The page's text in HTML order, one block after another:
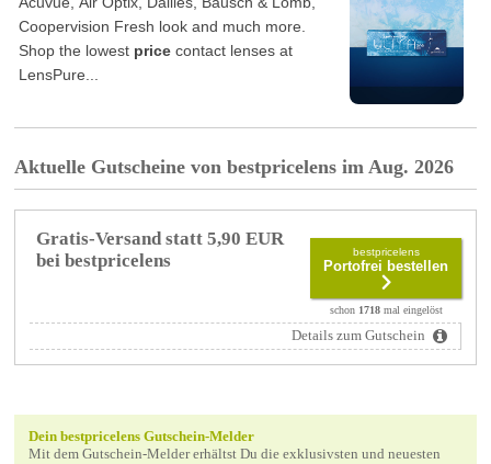
Aktuelle Gutscheine von bestpricelens im Aug. 2026
Gratis-Versand statt 5,90 EUR
bei bestpricelens
bestpricelens
Portofrei bestellen
schon 1718mal eingelöst
Details zum Gutschein
Dein bestpricelens Gutschein-Melder
Mit dem Gutschein-Melder erhältst Du die exklusivsten und neuesten